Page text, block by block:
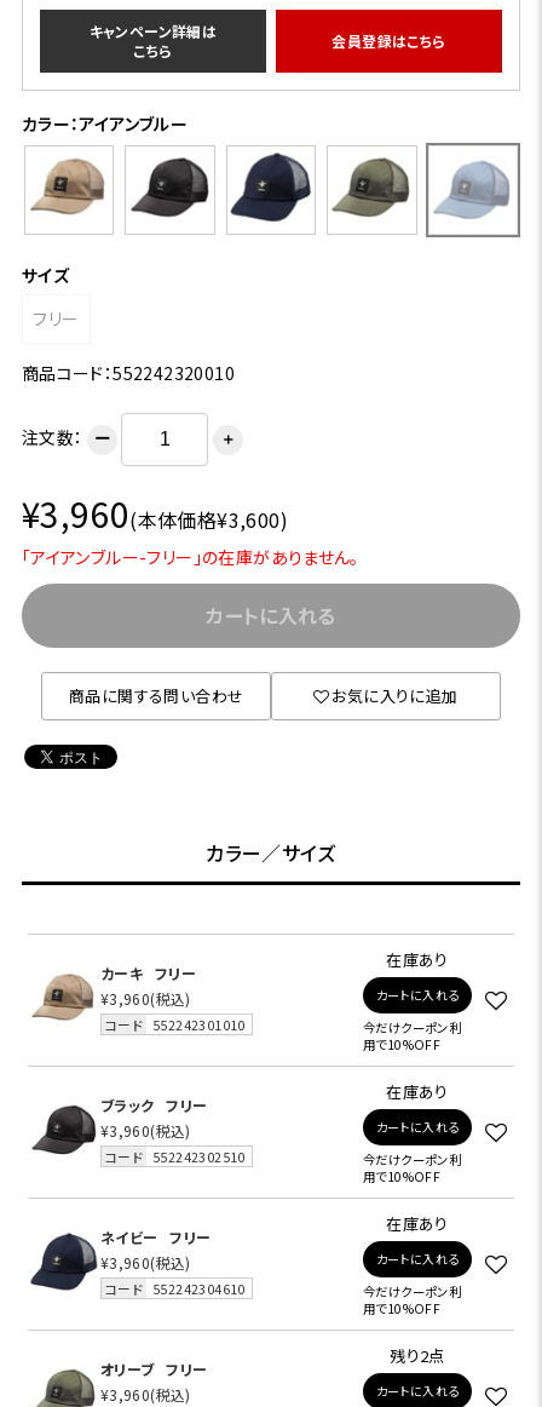
キャンペーン詳細は
こちら
会員登録はこちら
カラー：アイアンブルー
サイズ
フリー
商品コード：552242320010
注文数： ー ＋
¥3,960(本体価格¥3,600)
「アイアンブルー-フリー」の在庫がありません。
カートに入れる
商品に関する問い合わせ お気に入りに追加
カラー／サイズ
カーキ フリー
¥3,960(税込)
コード 552242301010
在庫あり
カートに入れる
今だけクーポン利
用で10%OFF
ブラック
フリー
¥3,960(税込)
コード 552242302510
在庫あり
カートに入れる
今だけクーポン利
用で10%OFF
ネイビー
フリー
¥3,960(税込)
コード 552242304610
在庫あり
カートに入れる
今だけクーポン利
用で10%OFF
オリーブ フリー
¥3,960(税込)
残り2点
カートに入れる